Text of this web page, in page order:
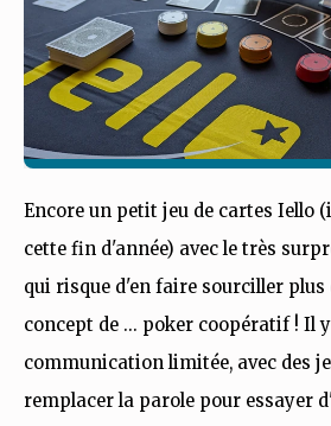
Encore un petit jeu de cartes Iello
cette fin d'année) avec le très
qui risque d'en faire sourciller plus
concept de ... poker coopératif ! Il
communication limitée, avec des
remplacer la parole pour essayer